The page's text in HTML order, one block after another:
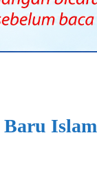
Islam